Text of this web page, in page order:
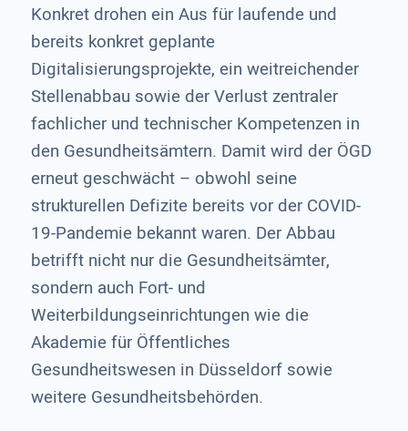
Konkret drohen ein Aus für laufende und
bereits konkret geplante
Digitalisierungsprojekte, ein weitreichender
Stellenabbau sowie der Verlust zentraler
fachlicher und technischer Kompetenzen in
den Gesundheitsämtern. Damit wird der ÖGD
erneut geschwächt – obwohl seine
strukturellen Defizite bereits vor der COVID-
19-Pandemie bekannt waren. Der Abbau
betrifft nicht nur die Gesundheitsämter,
sondern auch Fort- und
Weiterbildungseinrichtungen wie die
Akademie für Öffentliches
Gesundheitswesen in Düsseldorf sowie
weitere Gesundheitsbehörden.